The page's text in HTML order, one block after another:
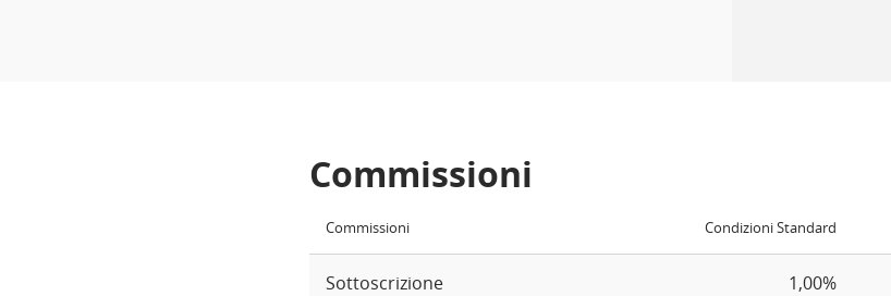
Commissioni
Commissioni Condizioni Standard
Sottoscrizione 1,00%